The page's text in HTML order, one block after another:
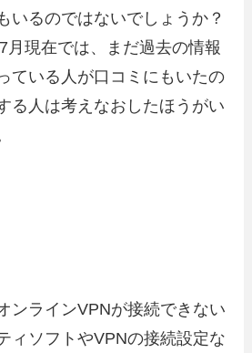
いるのではないでしょうか？
月現在では、まだ過去の情報
ている人が口コミにもいたの
る人は考えなおしたほうがい
ンラインVPNが接続できない
ィソフトやVPNの接続設定な